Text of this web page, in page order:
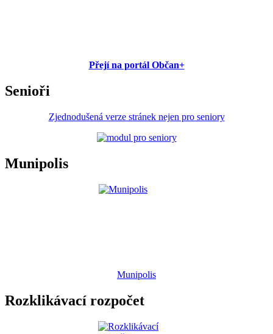
Přejí na portál Občan+
Senioři
Zjednodušená verze stránek nejen pro seniory
Munipolis
Munipolis
Rozklikávací rozpočet